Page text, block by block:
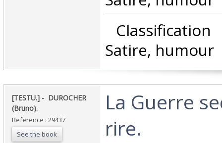
Satire, humour‎
‎[TESTU.] - ‎ ‎DUROCHER
(Bruno).‎
Reference : 29437
See the book
‎La Guerre
rire.‎